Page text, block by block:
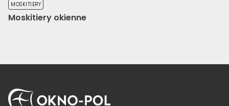
MOSKITIERY
Moskitiery okienne